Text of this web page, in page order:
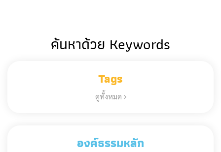
ค้นหาด้วย Keywords
Tags
ดูทั้งหมด
องค์ธรรมหลัก